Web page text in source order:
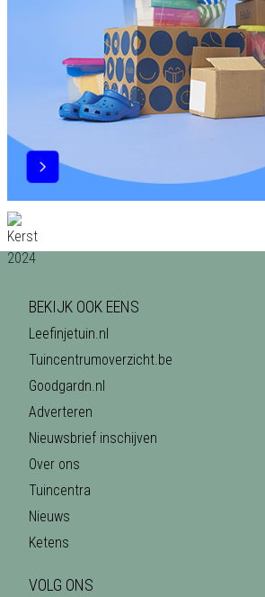
BEKIJK OOK EENS
Leefinjetuin.nl
Tuincentrumoverzicht.be
Goodgardn.nl
Adverteren
Nieuwsbrief inschijven
Over ons
Tuincentra
Nieuws
Ketens
VOLG ONS